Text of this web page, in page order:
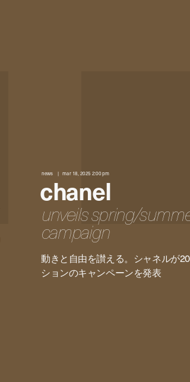
news mar 18, 2025 2:00 pm
chanel
unveils spring/
campaign
動きと自由を讃える。シャネルが
ションのキャンペーンを発表